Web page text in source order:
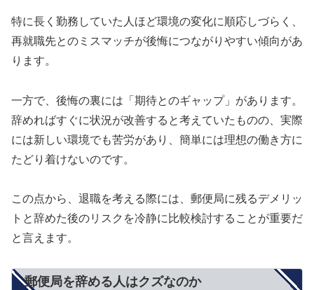
特に長く勤務していた人ほど環境の変化に順応しづらく、
再就職先とのミスマッチが後悔につながりやすい傾向があ
ります。
一方で、後悔の裏には「期待とのギャップ」があります。
辞めればすぐに状況が改善すると考えていたものの、実際
には新しい環境でも苦労があり、簡単には理想の働き方に
たどり着けないのです。
この点から、退職を考える際には、郵便局に残るデメリッ
トと辞めた後のリスクを冷静に比較検討することが重要だ
と言えます。
郵便局を辞める人はクズなのか